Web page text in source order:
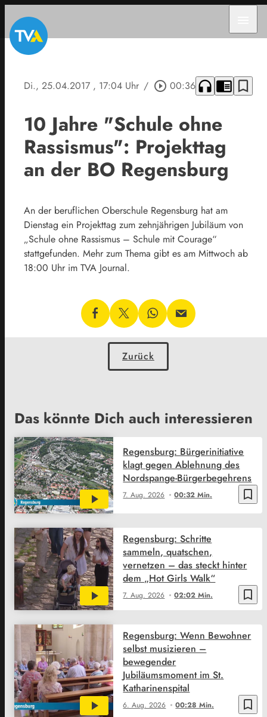
Di., 25.04.2017 , 17:04 Uhr / play_circle_outline 00:36 headphones chrome_reader_mode bookmark_border
10 Jahre "Schule ohne
Rassismus": Projekttag
an der BO Regensburg
An der beruflichen Oberschule Regensburg hat am
Dienstag ein Projekttag zum zehnjährigen Jubiläum von
„Schule ohne Rassismus – Schule mit Courage“
stattgefunden. Mehr zum Thema gibt es am Mittwoch ab
18:00 Uhr im TVA Journal.
Zurück
Das könnte Dich auch interessieren
bookmark_border
7. Aug. 2026 00:32 Min.
Regensburg: Bürgerinitiative
klagt gegen Ablehnung des
Nordspange-Bürgerbegehrens
bookmark_border
7. Aug. 2026 02:02 Min.
Regensburg: Schritte
sammeln, quatschen,
vernetzen – das steckt hinter
dem „Hot Girls Walk“
bookmark_border
6. Aug. 2026 00:28 Min.
Regensburg: Wenn Bewohner
selbst musizieren –
bewegender
Jubiläumsmoment im St.
Katharinenspital